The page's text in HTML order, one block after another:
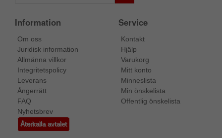
Information
Om oss
Juridisk information
Allmänna villkor
Integritetspolicy
Leverans
Ångerrätt
FAQ
Nyhetsbrev
Återkalla avtalet
Service
Kontakt
Hjälp
Varukorg
Mitt konto
Minneslista
Min önskelista
Offentlig önskelista